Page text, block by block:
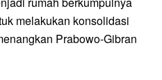
melakukan konsolidasi
Prabowo-Gibran